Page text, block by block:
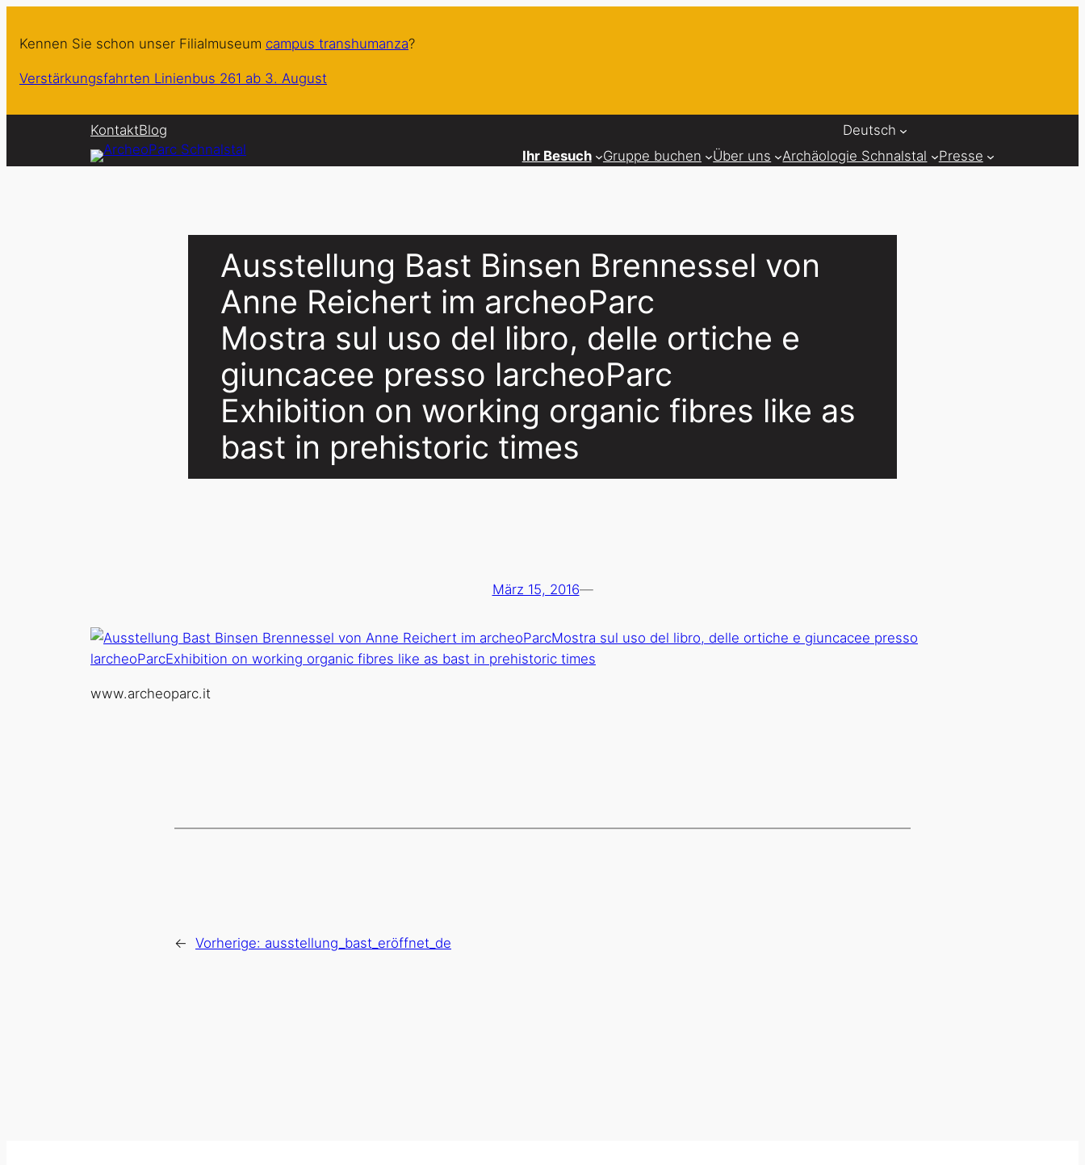
Inhalt
Kennen Sie schon unser Filialmuseum campus transhumanza?
Verstärkungsfahrten Linienbus 261 ab 3. August
KontaktBlog
Deutsch
Ihr Besuch
Gruppe buchen Über uns Archäologie Schnalstal Presse
Ausstellung Bast Binsen Brennessel von
Anne Reichert im archeoParc
Mostra sul uso del libro, delle ortiche e
giuncacee presso larcheoParc
Exhibition on working organic fibres like as
bast in prehistoric times
März 15, 2016—
www.archeoparc.it
← Vorherige: ausstellung_bast_eröffnet_de